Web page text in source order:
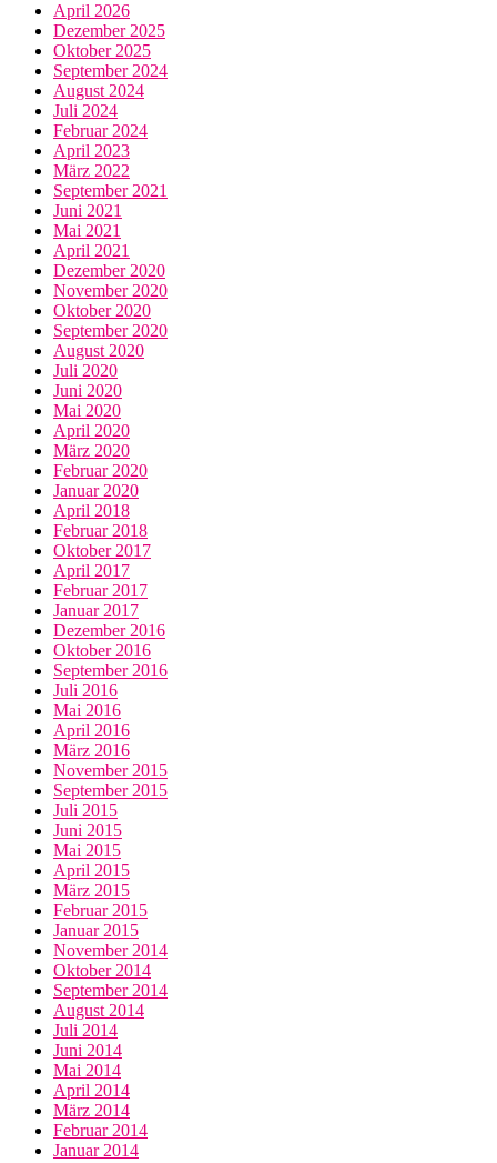
April 2026
Dezember 2025
Oktober 2025
September 2024
August 2024
Juli 2024
Februar 2024
April 2023
März 2022
September 2021
Juni 2021
Mai 2021
April 2021
Dezember 2020
November 2020
Oktober 2020
September 2020
August 2020
Juli 2020
Juni 2020
Mai 2020
April 2020
März 2020
Februar 2020
Januar 2020
April 2018
Februar 2018
Oktober 2017
April 2017
Februar 2017
Januar 2017
Dezember 2016
Oktober 2016
September 2016
Juli 2016
Mai 2016
April 2016
März 2016
November 2015
September 2015
Juli 2015
Juni 2015
Mai 2015
April 2015
März 2015
Februar 2015
Januar 2015
November 2014
Oktober 2014
September 2014
August 2014
Juli 2014
Juni 2014
Mai 2014
April 2014
März 2014
Februar 2014
Januar 2014